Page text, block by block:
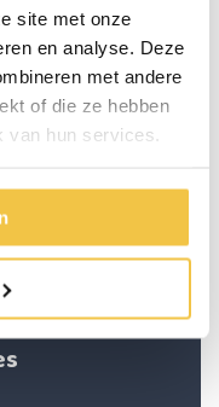
site met onze
en analyse. Deze
met andere
of die ze hebben
hun services.
2,6 kg
Wit, rood
Materiaal: Aluminium